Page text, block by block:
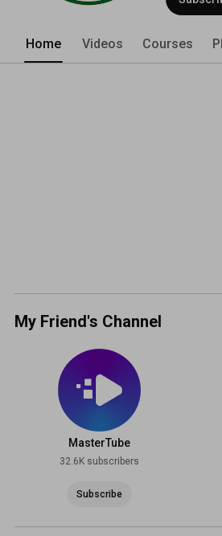
Home Videos Courses
My Friend's Channel
MasterTube
32.6K subscribers
Subscribe